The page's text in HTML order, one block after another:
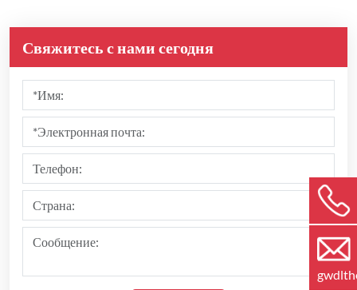
Свяжитесь с нами сегодня